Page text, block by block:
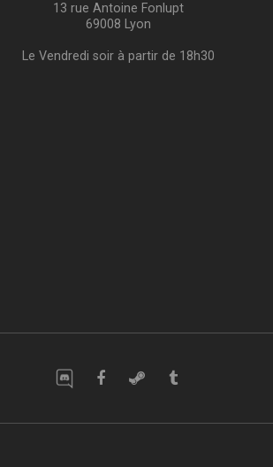
13 rue Antoine Fonlupt
69008 Lyon
Le Vendredi soir à partir de 18h30